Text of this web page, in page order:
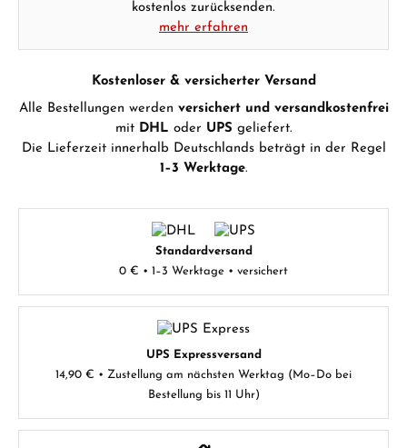
kostenlos zurücksenden.
mehr erfahren
Kostenloser & versicherter Versand
Alle Bestellungen werden versichert und versandkostenfrei
mit DHL oder UPS geliefert.
Die Lieferzeit innerhalb Deutschlands beträgt in der Regel
1–3 Werktage.
Standardversand
0 € • 1–3 Werktage • versichert
UPS Expressversand
14,90 € • Zustellung am nächsten Werktag (Mo–Do bei
Bestellung bis 11 Uhr)